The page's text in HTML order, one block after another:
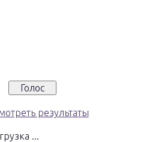
результаты
...